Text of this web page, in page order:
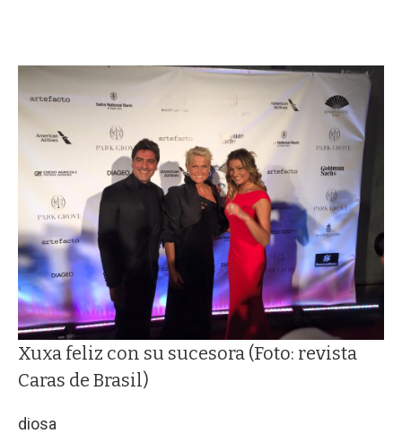
Xuxa feliz con su sucesora (Foto: revista
Caras de Brasil)
diosa